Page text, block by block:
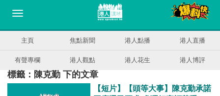
主頁 焦點新聞 港人點播 港人直播
有聲專欄 港人觀點 港人花生 港人博評
標籤：陳克勤 下的文章
【短片】【頭等大事】陳克勤承諾